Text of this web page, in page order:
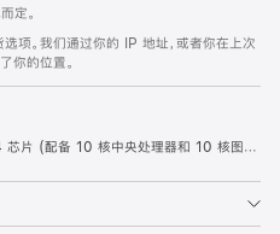
定。
项。我们通过你的 IP 地址，或者你在上次
你的位置。
央处理器和 10 核图形处理器) 和千兆以太网端口 - 蓝色